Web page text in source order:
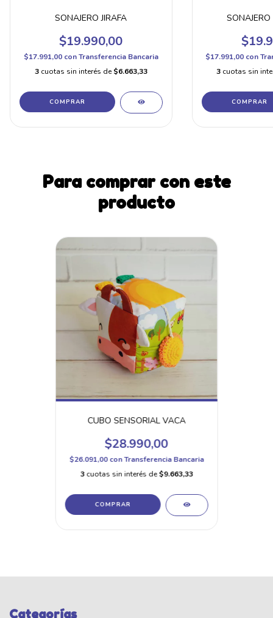
SONAJERO JIRAFA
$19.990,00
$17.991,00 conTransferencia Bancaria
3 cuotas sin interés de$6.663,33
$17.991,00 con
3 cuotas sin
Para comprar con este
producto
CUBO SENSORIAL VACA
$28.990,00
$26.091,00conTransferencia Bancaria
3 cuotas sin interés de$9.663,33
Categorías